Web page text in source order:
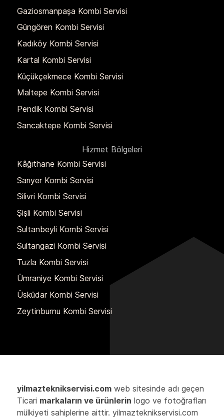
Gaziosmanpaşa Kombi Servisi
Güngören Kombi Servisi
Kadıköy Kombi Servisi
Kartal Kombi Servisi
Küçükçekmece Kombi Servisi
Maltepe Kombi Servisi
Pendik Kombi Servisi
Sancaktepe Kombi Servisi
Hizmet Bölgeleri
Kâğıthane Kombi Servisi
Sarıyer Kombi Servisi
Silivri Kombi Servisi
Şişli Kombi Servisi
Sultanbeyli Kombi Servisi
Sultangazi Kombi Servisi
Tuzla Kombi Servisi
Ümraniye Kombi Servisi
Üsküdar Kombi Servisi
Zeytinburnu Kombi Servisi
yilmazteknikservisi.com web sitesinde adı geçen
Ticari markaların ve ürünlerin logo ve fotoğrafları
mülkiyeti sahiplerine aittir. yilmazteknikservisi.com